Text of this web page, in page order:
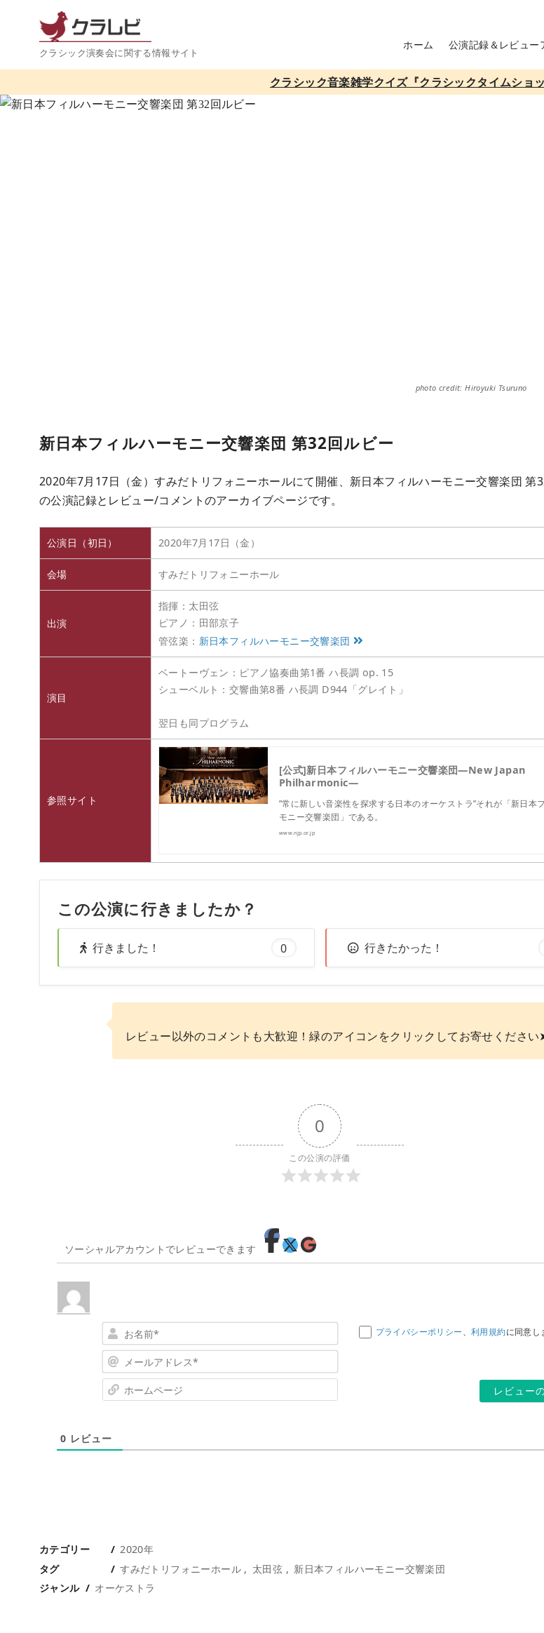
へ
クラシック演奏会に関する情報サイト
ホーム 公演記録＆レビュー
クラシック音楽雑学クイズ『クラシックタイムショ
photo credit: Hiroyuki Tsuruno
新日本フィルハーモニー交響楽団 第32回ルビー
2020年7月17日（金）すみだトリフォニーホールにて開催、新日本フィルハーモニー交響楽団 第
の公演記録とレビュー/コメントのアーカイブページです。
公演日（初日） 2020年7月17日（金）
会場 すみだトリフォニーホール
出演
指揮：太田弦
ピアノ：田部京子
管弦楽： 新日本フィルハーモニー交響楽団
演目
ベートーヴェン：ピアノ協奏曲第1番 ハ長調 op. 15
シューベルト：交響曲第8番 ハ長調 D944「グレイト」
翌日も同プログラム
参照サイト
[公式]新日本フィルハーモニー交響楽団—New Japan
Philharmonic—
”常に新しい音楽性を探求する日本のオーケストラ”それが「新日本
モニー交響楽団」である。
www.njp.or.jp
この公演に行きましたか？
行きました！ 0 行きたかった！
レビュー以外のコメントも大歓迎！緑のアイコンをクリックしてお寄せください
0
この公演の評価
ソーシャルアカウントでレビューできます
名
*ー
ス
ー
ー
プライバシーポリシー、 利用規約に同意し
0 レビュー
カテゴリー
2020年
タグ
すみだトリフォニーホール 太田弦
新日本フィルハーモニー交響楽団
ジャンル
オーケストラ